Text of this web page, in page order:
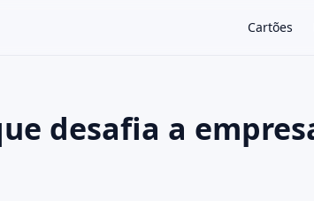
Cartões
×
desafia a